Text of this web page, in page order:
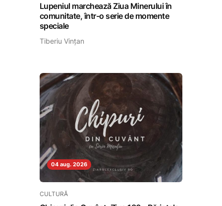
Lupeniul marchează Ziua Minerului în
comunitate, într-o serie de momente
speciale
Tiberiu Vințan
04 aug. 2026
CULTURĂ